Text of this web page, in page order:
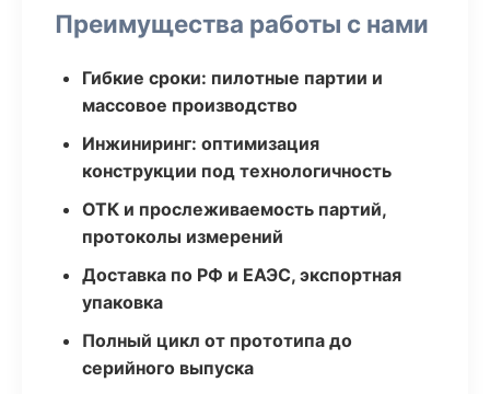
Преимущества работы с нами
Гибкие сроки: пилотные партии и
массовое производство
Инжиниринг: оптимизация
конструкции под технологичность
ОТК и прослеживаемость партий,
протоколы измерений
Доставка по РФ и ЕАЭС, экспортная
упаковка
Полный цикл от прототипа до
серийного выпуска